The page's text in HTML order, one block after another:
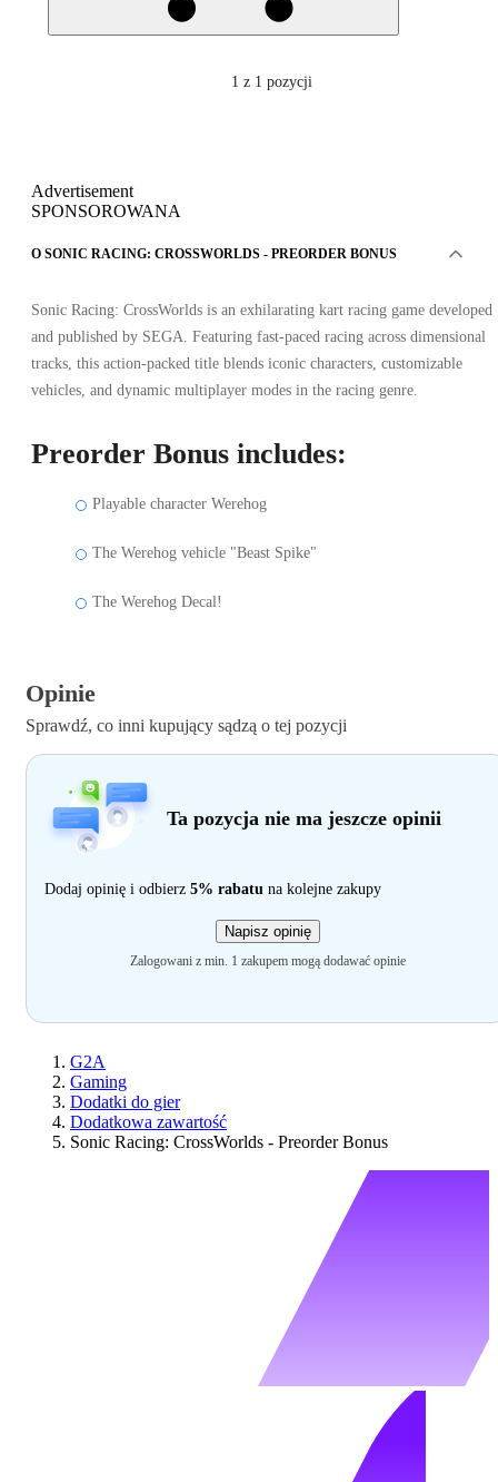
1 z 1 pozycji
Advertisement
SPONSOROWANA
O SONIC RACING: CROSSWORLDS - PREORDER BONUS
Sonic Racing: CrossWorlds is an exhilarating kart racing game developed
and published by SEGA. Featuring fast-paced racing across dimensional
tracks, this action-packed title blends iconic characters, customizable
vehicles, and dynamic multiplayer modes in the racing genre.
Preorder Bonus includes:
Playable character Werehog
The Werehog vehicle "Beast Spike"
The Werehog Decal!
Opinie
Sprawdź, co inni kupujący sądzą o tej pozycji
Ta pozycja nie ma jeszcze opinii
Dodaj opinię i odbierz 5% rabatu na kolejne zakupy
Napisz opinię
Zalogowani z min. 1 zakupem mogą dodawać opinie
G2A
Gaming
Dodatki do gier
Dodatkowa zawartość
Sonic Racing: CrossWorlds - Preorder Bonus